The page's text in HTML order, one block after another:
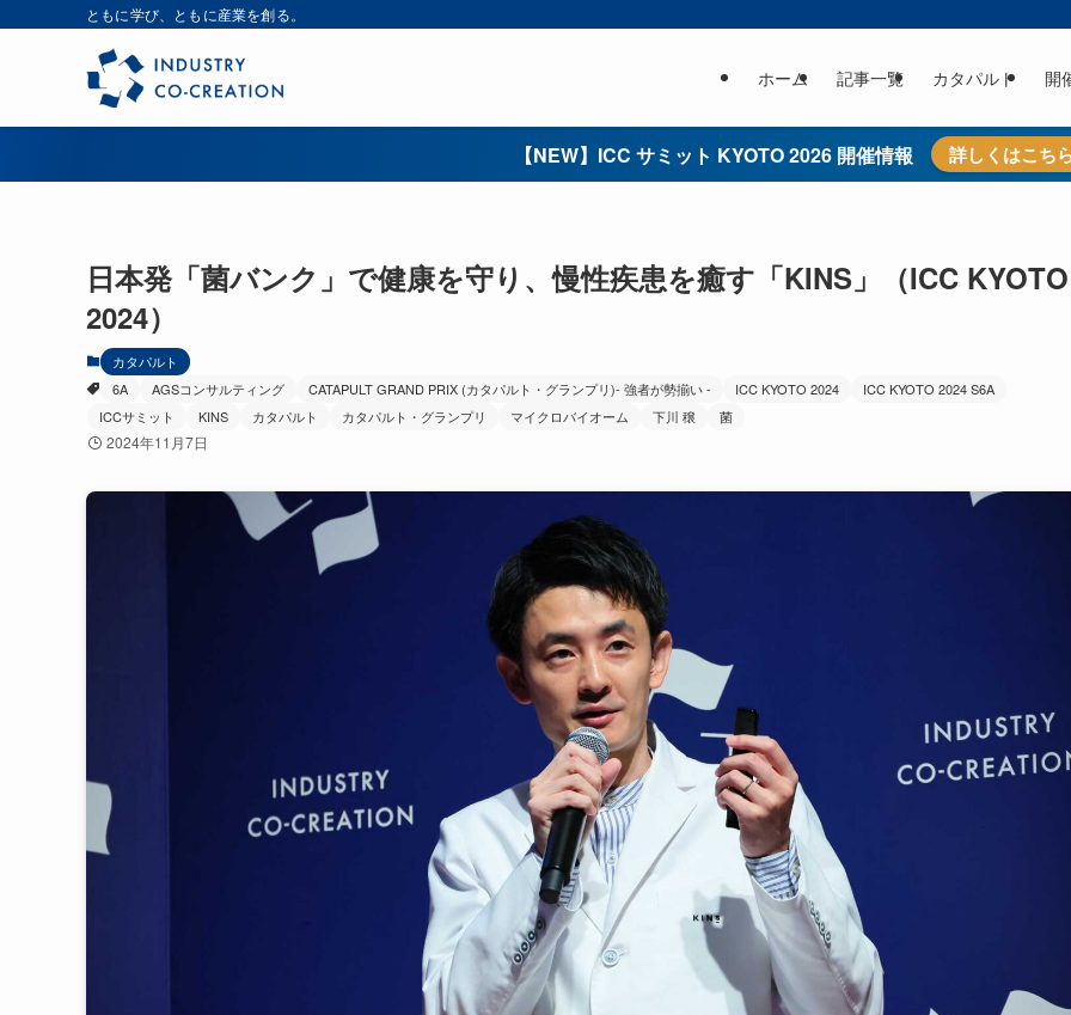
ともに学び、ともに産業を創る。
ホーム 記事一覧 カタパルト 開
【NEW】ICC サミット KYOTO 2026 開催情報 詳しくはこち
日本発「菌バンク」で健康を守り、慢性疾患を癒す「KINS」（ICC KYOTO
2024）
カタパルト
6A
AGSコンサルティング CATAPULT GRAND PRIX (カタパルト・グランプリ)- 強者が勢揃い - ICC KYOTO 2024
ICC KYOTO 2024 S6A
ICCサミット
KINS カタパルト カタパルト・グランプリ マイクロバイオーム 下川 穣 菌
2024年11月7日